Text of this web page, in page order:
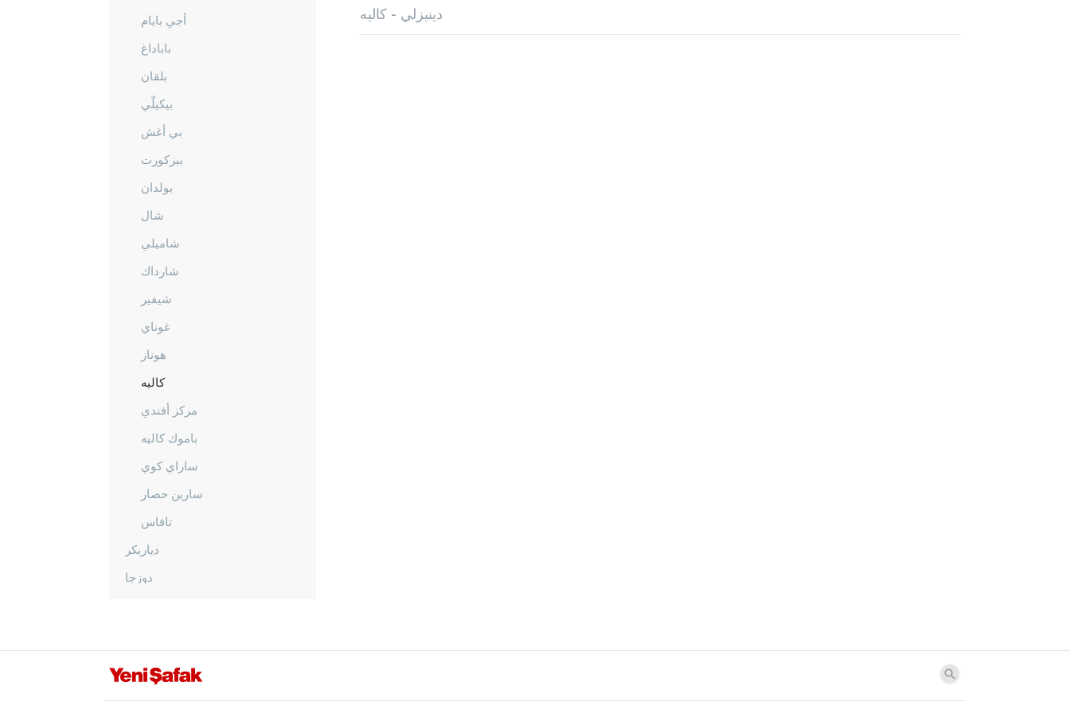
أجي بايام
باباداغ
بلقان
بيكيلّي
بي أغش
ببزكورت
بولدان
شال
شاميلي
شارداك
شيفير
غوناي
هوناز
كاليه
مركز أفندي
باموك كاليه
ساراي كوي
سارين حصار
تافاس
دياربكر
دوزجا
أرضروم
دينيزلي - كاليه